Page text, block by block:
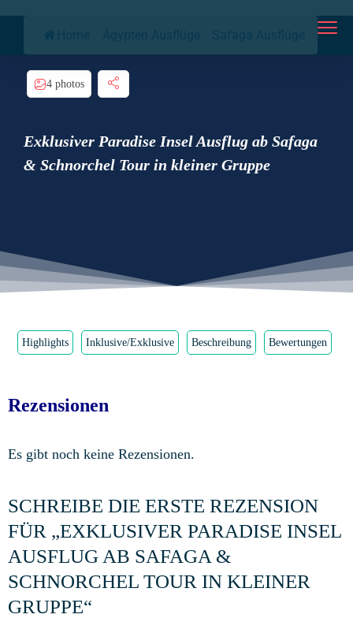
4 photos
Exklusiver Paradise Insel Ausflug ab Safaga
& Schnorchel Tour in kleiner Gruppe
Highlights Inklusive/Exklusive Beschreibung Bewertungen
Rezensionen
Es gibt noch keine Rezensionen.
SCHREIBE DIE ERSTE REZENSION
FÜR „EXKLUSIVER PARADISE INSEL
AUSFLUG AB SAFAGA &
SCHNORCHEL TOUR IN KLEINER
GRUPPE“